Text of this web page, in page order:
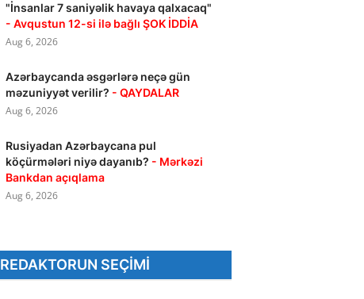
"İnsanlar 7 saniyəlik havaya qalxacaq"
- Avqustun 12-si ilə bağlı ŞOK İDDİA
Aug 6, 2026
Azərbaycanda əsgərlərə neçə gün
məzuniyyət verilir? - QAYDALAR
Aug 6, 2026
Rusiyadan Azərbaycana pul
köçürmələri niyə dayanıb? - Mərkəzi
Bankdan açıqlama
Aug 6, 2026
REDAKTORUN SEÇIMI